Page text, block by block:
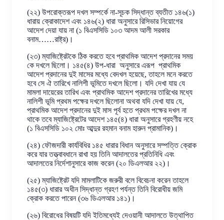
(২২) উপরোক্তরূপ দখল সম্পর্কে না-সূচক সিদ্ধান্ত ব্যতীত ১৪৬(১)
ধারায় ক্রোকাদেশ এবং ১৪৬(২) ধারা অনুসারে রিসিভার নিয়োগের
আদেশ দেয়া যায় না (১ বিএসসিডি ১০৩ আদম আলী সরকার
বনাম……রাষ্ট্র)।
(২৩) ম্যাজিষ্ট্রেটকে ঠিক করতে হবে প্রাথমিক আদেশ প্রদানের সময়
কে দখলে ছিলো। ১৪৫(৪) উপ-ধারা অনুসারে এরূপ প্রাথমিক
আদেশ প্রদানের দুই মাসের মধ্যে বেদখল হয়েছে, তাহলে মনে করতে
হবে সে ঐ তারিখে নালিশী ভূমিতে দখলে ছিলো। যদি দেখা যায় যে
মামলা দায়েরের তারিখ এবং প্রাথমিক আদেশ প্রদানের তারিখের মধ্যে
নালিশী ভূমি প্রথম পক্ষের দখলে ছিলোনা অথবা যদি দেখা যায় যে,
প্রাথমিক আদেশ প্রদানের দুই মাস পূর্ব হতে প্রথম পক্ষের দখল না
থাকে তবে ম্যাজিষ্ট্রেটের আদেশ ১৪৫(৪) ধারা অনুসারে গ্রহণীয় নহে
(১ বিএসসিডি ১০২ মোঃ আব্দুর রহমান বনাম হারুন প্রামানিক)।
(২৪) ফৌজদারী কার্যবিধির ১৪৫ ধারার বিধান অনুসারে সম্পত্তি ক্রোক
করে যার তত্ত্বাবধানে রাখা হয় তিনি আদালতের প্রতিনিধি এবং
আদালতের নির্দেশানুসারে কাজ করেন (২০ ডিএলআর ২২)।
(২৫) ম্যাজিষ্ট্রেট যদি মামলাটিকে জরুরী বলে বিবেচনা করেন তাহলে
১৪৫(৩) ধারার অধীন সিদ্ধান্ত গ্রহণ পর্যন্ত তিনি বিরোধীয় জমি
ক্রোক করতে পারেন (৩৬ ডিএলআর ১৪১)।
(২৬) বিরোধের বিষয়টি যদি ইতিমধ্যেই দেওয়ানী আদালতে উত্থাপিত